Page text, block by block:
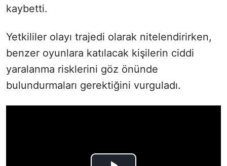
kaybetti.
Yetkililer olayı trajedi olarak nitelendirirken,
benzer oyunlara katılacak kişilerin ciddi
yaralanma risklerini göz önünde
bulundurmaları gerektiğini vurguladı.